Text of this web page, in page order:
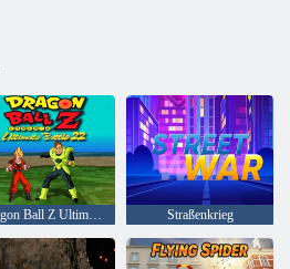
Dragon Ball Z Ultimate Battle 22 Straßenkrieg